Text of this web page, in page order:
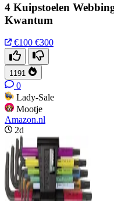
4 Kuipstoelen
Kwantum
€100 €300
1191
0
Lady-Sale
Mootje
Amazon.nl
2d